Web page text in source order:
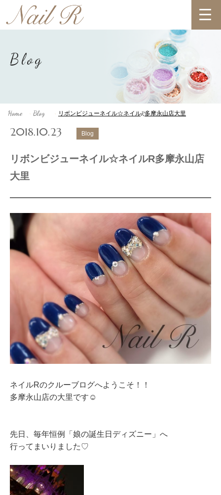
Blog
Home > Blog > リボンビジューネイル☆ネイルR多摩永山店大里
2018.10.23 Blog
リボンビジューネイル☆ネイルR多摩永山店
大里
ネイルRのクルーブログへようこそ！！
多摩永山店の大里です☺
先日、毎年恒例「娘の誕生日ディズニー」へ
行ってまいりました♡